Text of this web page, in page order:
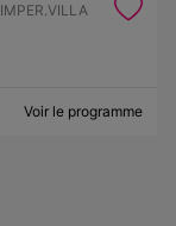
Voir le programme